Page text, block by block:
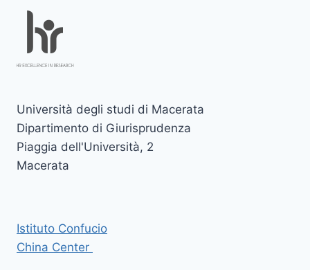
Università degli studi di Macerata
Dipartimento di Giurisprudenza
Piaggia dell'Università, 2
Macerata
Istituto Confucio
China Center